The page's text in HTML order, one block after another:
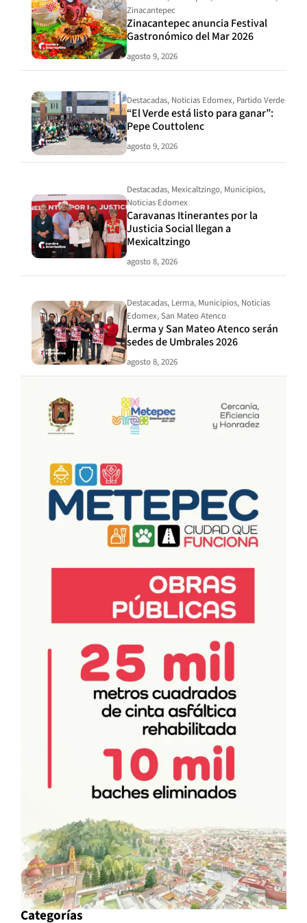
Zinacantepec
Zinacantepec anuncia Festival
Gastronómico del Mar 2026
agosto 9, 2026
Destacadas, Noticias Edomex, Partido Verde
“El Verde está listo para ganar”:
Pepe Couttolenc
agosto 9, 2026
Destacadas, Mexicaltzingo, Municipios,
Noticias Edomex
Caravanas Itinerantes por la
Justicia Social llegan a
Mexicaltzingo
agosto 8, 2026
Destacadas, Lerma, Municipios, Noticias
Edomex,San Mateo Atenco
Lerma y San Mateo Atenco serán
sedes de Umbrales 2026
agosto 8, 2026
Categorías